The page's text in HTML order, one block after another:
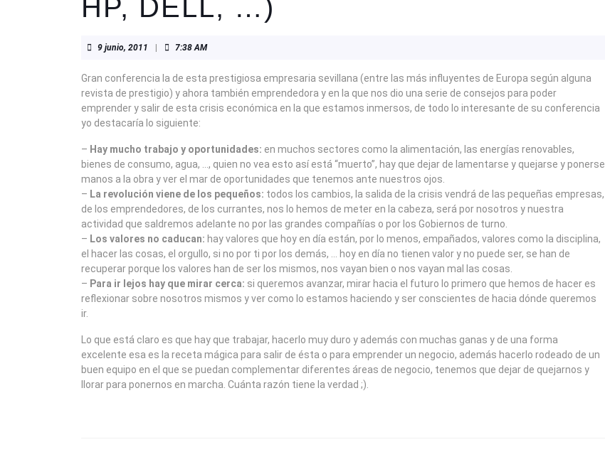
HP, DELL, …)
9 junio, 2011
2011
7:38 AM
Gran conferencia la de esta prestigiosa empresaria sevillana (entre las más influyentes de Europa según alguna
revista de prestigio) y ahora también emprendedora y en la que nos dio una serie de consejos para poder
emprender y salir de esta crisis económica en la que estamos inmersos, de todo lo interesante de su conferencia
yo destacaría lo siguiente:
– Hay mucho trabajo y oportunidades: en muchos sectores como la alimentación, las energías renovables,
bienes de consumo, agua, …, quien no vea esto así está “muerto”, hay que dejar de lamentarse y quejarse y ponerse
manos a la obra y ver el mar de oportunidades que tenemos ante nuestros ojos.
– La revolución viene de los pequeños: todos los cambios, la salida de la crisis vendrá de las pequeñas empresas,
de los emprendedores, de los currantes, nos lo hemos de meter en la cabeza, será por nosotros y nuestra
actividad que saldremos adelante no por las grandes compañías o por los Gobiernos de turno.
– Los valores no caducan: hay valores que hoy en día están, por lo menos, empañados, valores como la disciplina,
el hacer las cosas, el orgullo, si no por ti por los demás, … hoy en día no tienen valor y no puede ser, se han de
recuperar porque los valores han de ser los mismos, nos vayan bien o nos vayan mal las cosas.
– Para ir lejos hay que mirar cerca: si queremos avanzar, mirar hacia el futuro lo primero que hemos de hacer es
reflexionar sobre nosotros mismos y ver como lo estamos haciendo y ser conscientes de hacia dónde queremos
ir.
Lo que está claro es que hay que trabajar, hacerlo muy duro y además con muchas ganas y de una forma
excelente esa es la receta mágica para salir de ésta o para emprender un negocio, además hacerlo rodeado de un
buen equipo en el que se puedan complementar diferentes áreas de negocio, tenemos que dejar de quejarnos y
llorar para ponernos en marcha. Cuánta razón tiene la verdad ;).